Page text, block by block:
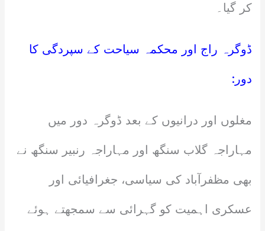
کر گیا۔
ڈوگرہ راج اور محکمہ سیاحت کے سپردگی کا
دور:
مغلوں اور درانیوں کے بعد ڈوگرہ دور میں
مہاراجہ گلاب سنگھ اور مہاراجہ رنبیر سنگھ نے
بھی مظفرآباد کی سیاسی، جغرافیائی اور
عسکری اہمیت کو گہرائی سے سمجھتے ہوئے